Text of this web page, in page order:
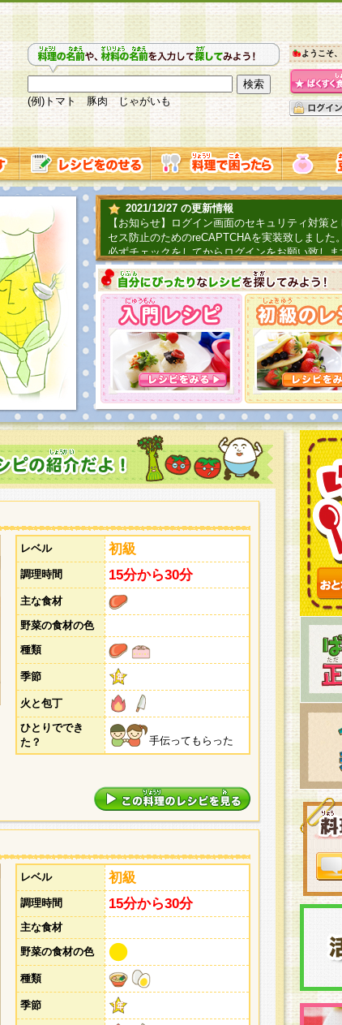
(例)トマト 豚肉 じゃがいも
ようこそ
2021/12/27 の更新情報
【お知らせ】ログイン画面のセキュリティ対策
セス防止のためのreCAPTCHAを実装致しました。
必ずチェックをしてからログインをお願い致しま
2019/06/04 の更新情報
ファーマ村からコーンシェフが簡単レシピを紹
2018/07/01 の更新情報
チャレンジ企画第三弾！お母さん、お父さんへ
てごはんを作ろう！は終了致しました。たくさ
とうございました。次回企画もお楽しみに！
レベル 初級
調理時間 15分から30分
主な食材
野菜の食材の色
種類
季節
火と包丁
ひとりででき
た？
手伝ってもらった
レベル 初級
調理時間 15分から30分
主な食材
野菜の食材の色
種類
季節